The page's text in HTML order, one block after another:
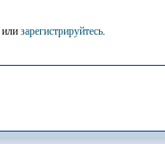
или зарегистрируйтесь.